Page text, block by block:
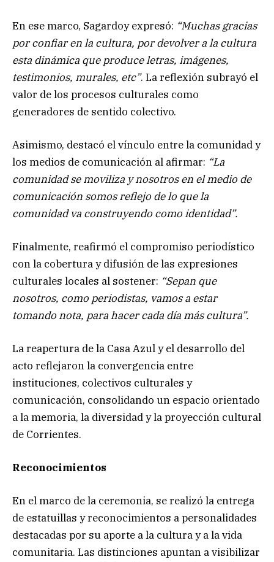
En ese marco, Sagardoy expresó: “Muchas gracias
por confiar en la cultura, por devolver a la cultura
esta dinámica que produce letras, imágenes,
testimonios, murales, etc”. La reflexión subrayó el
valor de los procesos culturales como
generadores de sentido colectivo.
Asimismo, destacó el vínculo entre la comunidad y
los medios de comunicación al afirmar: “La
comunidad se moviliza y nosotros en el medio de
comunicación somos reflejo de lo que la
comunidad va construyendo como identidad”.
Finalmente, reafirmó el compromiso periodístico
con la cobertura y difusión de las expresiones
culturales locales al sostener: “Sepan que
nosotros, como periodistas, vamos a estar
tomando nota, para hacer cada día más cultura”.
La reapertura de la Casa Azul y el desarrollo del
acto reflejaron la convergencia entre
instituciones, colectivos culturales y
comunicación, consolidando un espacio orientado
a la memoria, la diversidad y la proyección cultural
de Corrientes.
Reconocimientos
En el marco de la ceremonia, se realizó la entrega
de estatuillas y reconocimientos a personalidades
destacadas por su aporte a la cultura y a la vida
comunitaria. Las distinciones apuntan a visibilizar